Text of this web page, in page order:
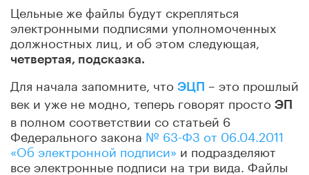
Цельные же файлы будут скрепляться
электронными подписями уполномоченных
должностных лиц, и об этом следующая,
четвертая, подсказка.
Для начала запомните, что ЭЦП – это прошлый
век и уже не модно, теперь говорят просто ЭП
в полном соответствии со статьей 6
Федерального закона № 63-ФЗ от 06.04.2011
«Об электронной подписи» и подразделяют
все электронные подписи на три вида. Файлы